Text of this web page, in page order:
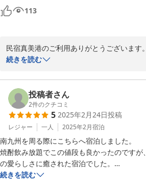
113
民宿真美港のご利用ありがとうございます。
またのご利用をお待ちしております。
続きを読む
投稿者さん
2件のクチコミ
5 2025年2月24日投稿
レジャー 一人 2025年2月宿泊
南九州を周る際にこちらへ宿泊しました。
焼酎飲み放題でこの値段も良かったのです
の愛らしさに癒された宿泊でした。
続きを読む